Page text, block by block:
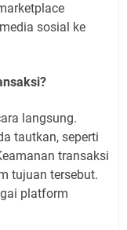
sosial ke
langsung.
tautkan, seperti
transaksi
tujuan tersebut.
platform